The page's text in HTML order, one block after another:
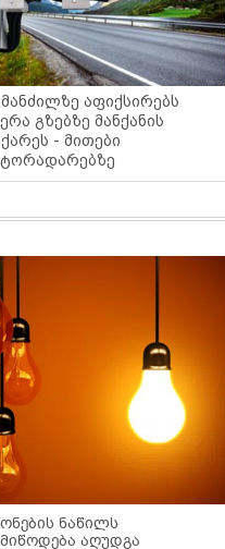
აფიქსირებს
გზებზე მანქანის
- მითები
ნაწილს
აღუდგა